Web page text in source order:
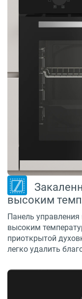
высоким
Панель управления
высоким
приоткрытой
легко удалить